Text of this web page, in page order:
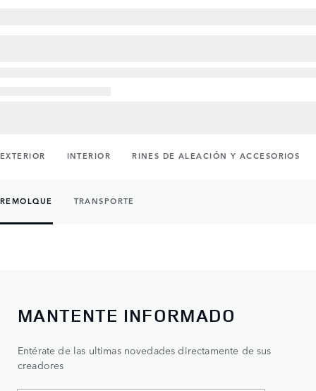
EXTERIOR INTERIOR RINES DE ALEACIÓN Y ACCESORIOS
REMOLQUE TRANSPORTE
MANTENTE INFORMADO
Entérate de las ultimas novedades directamente de sus
creadores